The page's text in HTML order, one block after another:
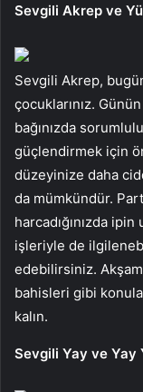
Sevgili Akrep ve
Sevgili Akrep,
çocuklarınız.
bağınızda
güçlendirmek için
düzeyinize daha
da mümkündür.
harcadığınızda
işleriyle de
edebilirsiniz. Akşam
bahisleri gibi
kalın.
Sevgili Yay ve Yay